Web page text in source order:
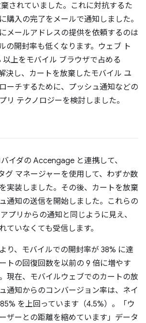
されていました。これに対抗するた
購入の完了をメールで通知しました。
メールアドレスの提供を依頼するのは
の開封率も低くなります。ウェブ ト
以上をモバイル ブラウザで占める
決し、カートを放棄したモバイル ユ
ーチするために、プッシュ通知などの
リ テクノロジーを検討しました。
イダの Accengage と連携して、
グ マネージャーを使用して、わずか数
実装しました。その後、カートを放棄
通知の送信を開始しました。これらの
プリからの通知と同じように見え、
ていなくても受信します。
り、モバイルでの開封率が 38% に達
トの回復回数を以前の 9 倍に増やす
現在、モバイルウェブでのカートの放
通知からのコンバージョン率は、ネイ
を上回っています（4.5%）。「ウ
ザーとの距離を縮めています」データ